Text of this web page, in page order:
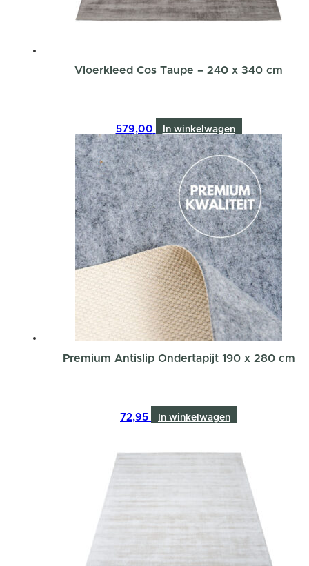
Vloerkleed Cos Taupe – 240 x 340 cm
579,00 In winkelwagen
Premium Antislip Ondertapijt 190 x 280 cm
72,95 In winkelwagen